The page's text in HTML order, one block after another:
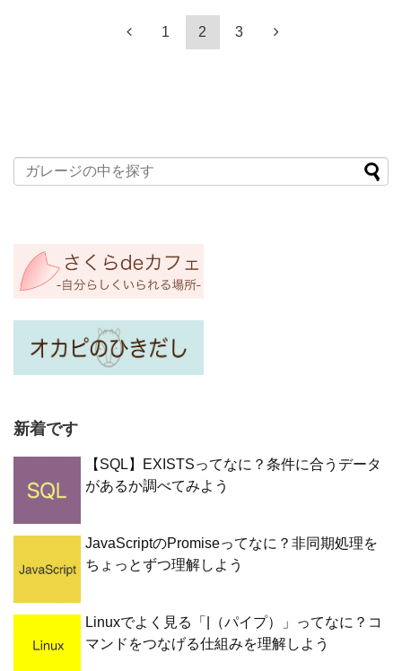
1 2 3
新着です
【SQL】EXISTSってなに？条件に合うデータ
があるか調べてみよう
JavaScriptのPromiseってなに？非同期処理を
ちょっとずつ理解しよう
Linuxでよく見る「|（パイプ）」ってなに？コ
マンドをつなげる仕組みを理解しよう